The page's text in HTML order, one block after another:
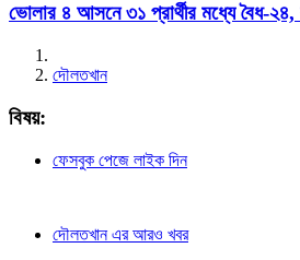
ভোলার ৪ আসনে ৩১ প্রার্থীর মধ্যে বৈধ-২৪,
দৌলতখান
বিষয়:
ফেসবুক পেজে লাইক দিন
দৌলতখান এর আরও খবর